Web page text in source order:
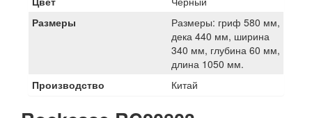
Размеры
Размеры: гриф 580 мм,
дека 440 мм, ширина
340 мм, глубина 60 мм,
длина 1050 мм.
Производство
Китай